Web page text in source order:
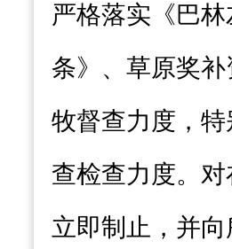
严格落实《巴
条》 、 草原奖补
牧督查力度，
查检查力度。
立即制止，并